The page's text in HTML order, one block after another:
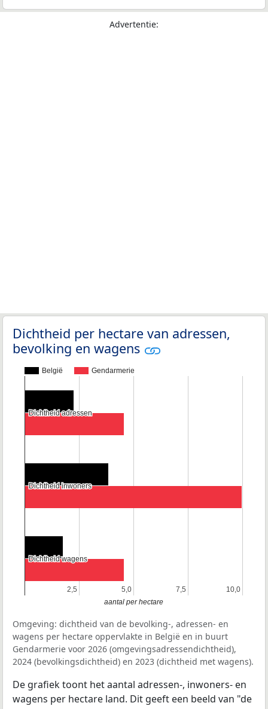
Advertentie:
Dichtheid per hectare van adressen,
bevolking en wagens
België Gendarmerie
2,5
2,5 5,0
5,0 7,5
7,5 10,0
10,0
Dichtheid adressen
Dichtheid adressen
Dichtheid inwoners
Dichtheid inwoners
Dichtheid wagens
Dichtheid wagens
aantal per hectare
Omgeving: dichtheid van de bevolking-, adressen- en
wagens per hectare oppervlakte in België en in buurt
Gendarmerie voor 2026 (omgevingsadressendichtheid),
2024 (bevolkingsdichtheid) en 2023 (dichtheid met wagens).
De grafiek toont het aantal adressen-, inwoners- en
wagens per hectare land. Dit geeft een beeld van "de